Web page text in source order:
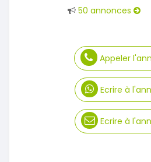
50 annonces
Appeler
Ecrire à
Ecrire à